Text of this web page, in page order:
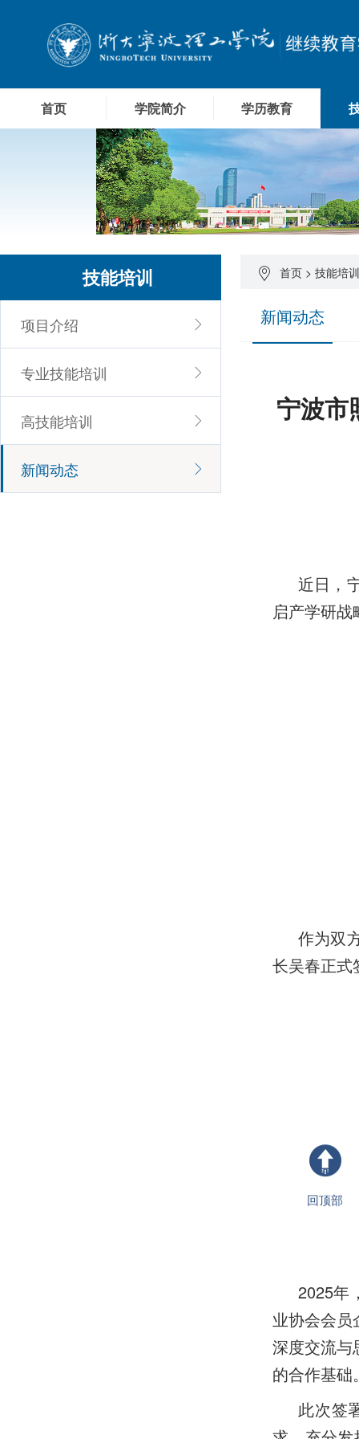
首页 学院简介 学历教育
首页 > 技能培训
新闻动态
宁波市
近日，
启产学研
作为双
长吴春正式
2025年
业协会会
深度交流与
的合作基础
此次签
技能培训
项目介绍
专业技能培训
高技能培训
新闻动态
回顶部